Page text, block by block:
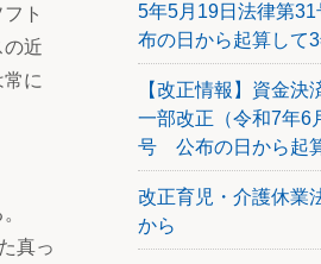
ト
近
に
真っ
5年5月19日法律第
布の日から起算して
【改正情報】資金決
一部改正（令和7年6
号 公布の日から起
改正育児・介護休業
から